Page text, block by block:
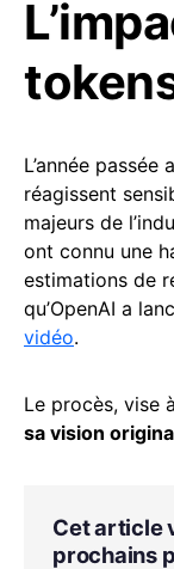
L’année
réagissent
majeurs de
ont connu une
estimations de
qu’OpenAI a
vidéo.
Le procès, vise à
sa vision
Cet article
prochains